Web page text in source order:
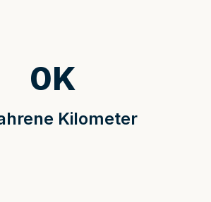
Kilometer
0K